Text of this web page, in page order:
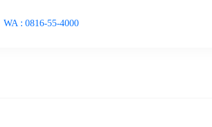
WA : 0816-55-4000